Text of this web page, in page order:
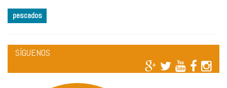
pescados
SÍGUENOS